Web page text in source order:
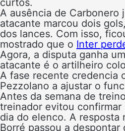
curtos.
A ausência de Carbonero
atacante marcou dois
dos lances. Com isso,
mostrado que o Inter
Agora, a disputa ganha
atacante é o artilheiro
A fase recente credencia
Pezzolano a ajustar o
Antes da semana de
treinador evitou confirmar
dia do elenco. A resposta
Borré passou a